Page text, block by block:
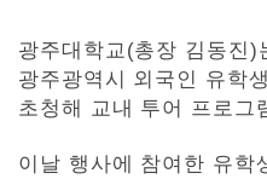
광주대학교(총장 김동진)
광주광역시 외국인 유학
초청해 교내 투어 프로그
이날 행사에 참여한 유학